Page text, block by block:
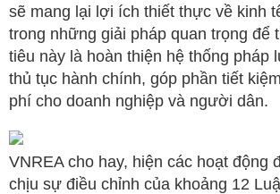
sẽ mang lại lợi ích thiết thực về kinh
trong những giải pháp quan trọng để
tiêu này là hoàn thiện hệ thống pháp
thủ tục hành chính, góp phần tiết
phí cho doanh nghiệp và người dân.
VNREA cho hay, hiện các hoạt động
chịu sự điều chỉnh của khoảng 12